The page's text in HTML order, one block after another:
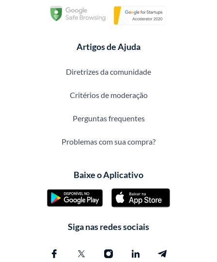
Artigos de Ajuda
Diretrizes da comunidade
Critérios de moderação
Perguntas frequentes
Problemas com sua compra?
Baixe o Aplicativo
Siga nas redes sociais